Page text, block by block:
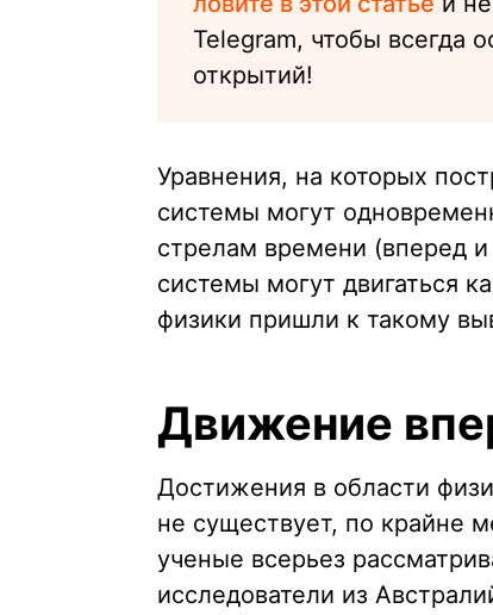
Telegram, чтобы всегда
открытий!
Уравнения, на которых
системы могут
стрелам времени (вперед
системы могут двигаться
физики пришли к такому
Движение
Достижения в области
не существует, по крайне
ученые всерьез
исследователи из